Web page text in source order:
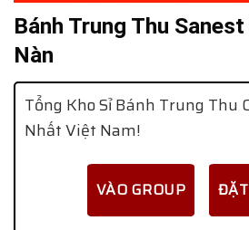
Bánh Trung Thu
Nàn
Tổng Kho Sỉ Bánh Trung Thu
Nhất Việt Nam!
VÀO GROUP